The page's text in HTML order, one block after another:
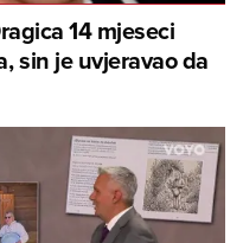
14 mjeseci
sin je uvjeravao da